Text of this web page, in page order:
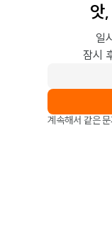
앗
일
잠시
계속해서 같은